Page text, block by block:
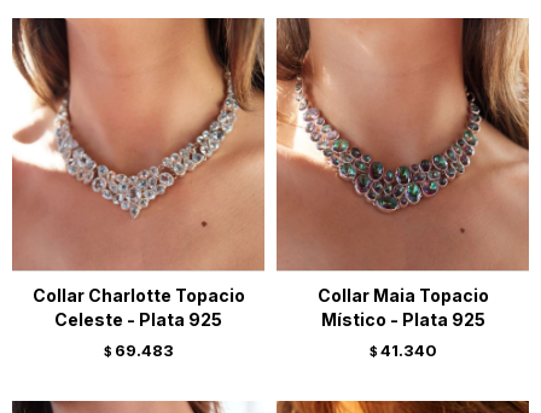
Collar Charlotte Topacio
Celeste - Plata 925
$ 69.483
Collar Maia Topacio
Místico - Plata 925
$ 41.340